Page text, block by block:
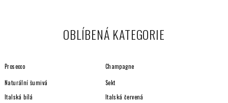
d
í
p
r
OBLÍBENÁ KATEGORIE
Prosecco Champagne
Naturální šumivá
Sekt
Italská bílá
Italská červená